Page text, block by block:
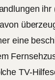
eine
TV-